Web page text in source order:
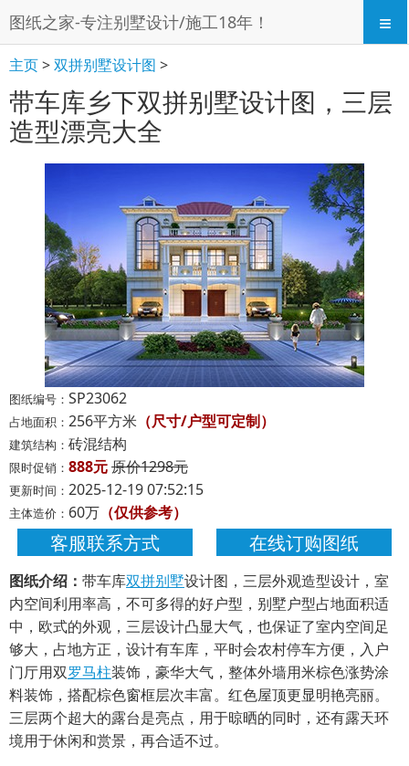
图纸之家-专注别墅设计/施工18年！ ≡
主页>双拼别墅设计图 >
带车库乡下双拼别墅设计图，三层
造型漂亮大全
图纸编号： SP23062
占地面积： 256平方米 （尺寸/户型可定制）
建筑结构： 砖混结构
限时促销： 888元原价1298元
更新时间： 2025-12-19 07:52:15
主体造价： 60万 （仅供参考）
客服联系方式 在线订购图纸
图纸介绍： 带车库双拼别墅设计图，三层外观造型设计，室
内空间利用率高，不可多得的好户型，别墅户型占地面积适
中，欧式的外观，三层设计凸显大气，也保证了室内空间足
够大，占地方正，设计有车库，平时会农村停车方便，入户
门厅用双罗马柱装饰，豪华大气，整体外墙用米棕色涨势涂
料装饰，搭配棕色窗框层次丰富。红色屋顶更显明艳亮丽。
三层两个超大的露台是亮点，用于晾晒的同时，还有露天环
境用于休闲和赏景，再合适不过。